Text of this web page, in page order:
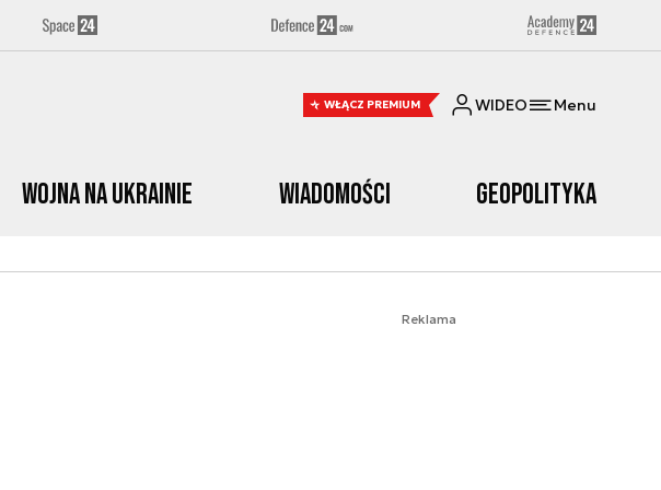
WŁĄCZ PREMIUM WIDEO Menu
Wojna na Ukrainie Wiadomości Geopolityka
Reklama